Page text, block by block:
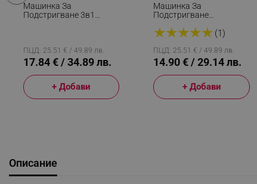
Машинка За
Подстригване 3в1
Индикатор, Приставки,
Инокс
ПЦД: 25.51 € / 49.89 лв.
17.84 € / 34.89 лв.
+ Добави
Машинка За
Подстригване
Кабел, Аксесоари,
Иноксово Острие, Син
★★★★★(1)
ПЦД: 25.51 € / 49.89 лв.
14.90 € / 29.14 лв.
+ Добави
Описание